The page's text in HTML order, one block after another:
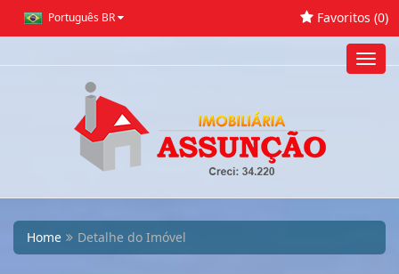
Português BR Favoritos (0)
Home Detalhe do Imóvel